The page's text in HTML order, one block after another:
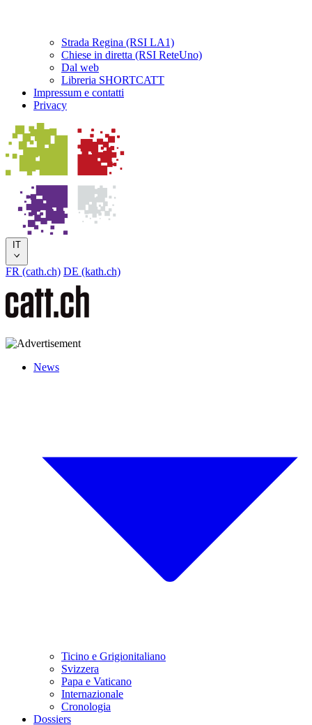
Strada Regina (RSI LA1)
Chiese in diretta (RSI ReteUno)
Dal web
Libreria SHORTCATT
Impressum e contatti
Privacy
IT
FR (cath.ch) DE (kath.ch)
News
Ticino e Grigionitaliano
Svizzera
Papa e Vaticano
Internazionale
Cronologia
Dossiers